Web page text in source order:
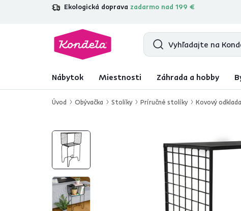
Ekologická doprava zadarmo nad 199 €
4,7 31 285overených produktových
Nábytok Miestnosti Záhrada a hobby
Úvod Obývačka Stolíky Príručné stolíky Kovový